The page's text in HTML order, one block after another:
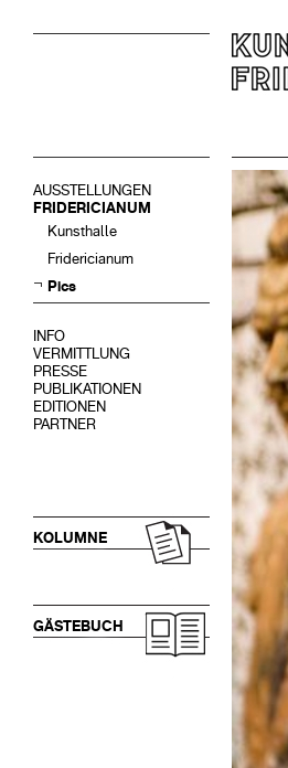
AUSSTELLUNGEN
FRIDERICIANUM
Kunsthalle
Fridericianum
Pics
INFO
VERMITTLUNG
PRESSE
PUBLIKATIONEN
EDITIONEN
PARTNER
KOLUMNE
GÄSTEBUCH